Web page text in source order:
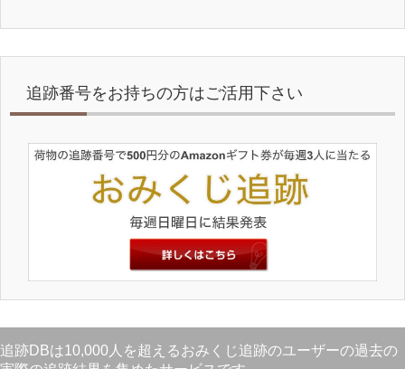
追跡番号をお持ちの方はご活用下さい
追跡DBは10,000人を超えるおみくじ追跡のユーザーの過去の